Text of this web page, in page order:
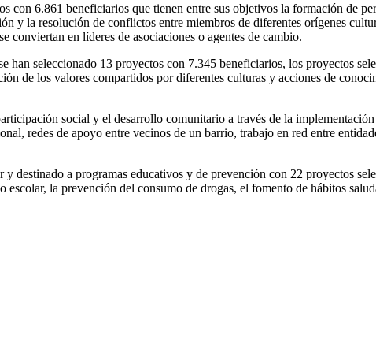
6.861 beneficiarios que tienen entre sus objetivos la formación de
y la resolución de conflictos entre miembros de diferentes orígenes
en líderes de asociaciones o agentes de cambio.
seleccionado 13 proyectos con 7.345 beneficiarios, los proyectos
de los valores compartidos por diferentes culturas y acciones de
social y el desarrollo comunitario a través de la
redes de apoyo entre vecinos de un barrio, trabajo en red entre
a programas educativos y de prevención con 22 proyectos
la prevención del consumo de drogas, el fomento de hábitos